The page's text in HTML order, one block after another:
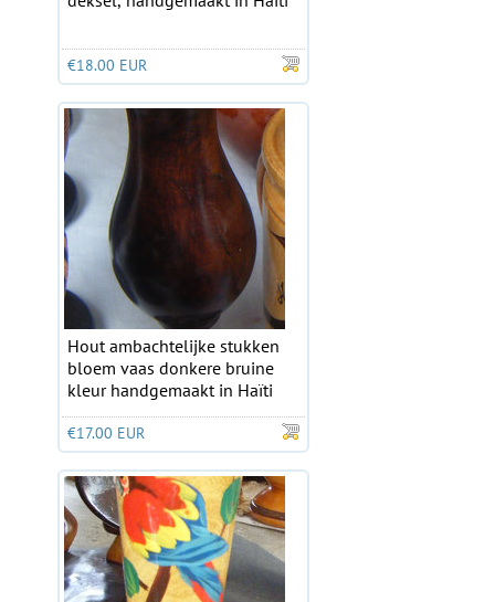
€18.00 EUR
Hout ambachtelijke stukken
bloem vaas donkere bruine
kleur handgemaakt in Haïti
€17.00 EUR